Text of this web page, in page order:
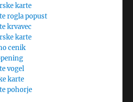
karte
rogla popust
krvavec
karte
cenik
vogel
karte
pohorje